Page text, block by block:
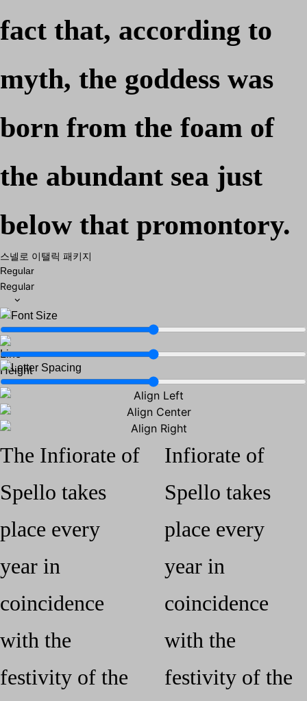
fact that, according to
myth, the goddess was
born from the foam of
the abundant sea just
below that promontory.
스넬로 이탤릭 패키지
Regular
Regular
The Infiorate of
Spello takes
place every
year in
coincidence
with the
festivity of the
Infiorate of
Spello takes
place every
year in
coincidence
with the
festivity of the